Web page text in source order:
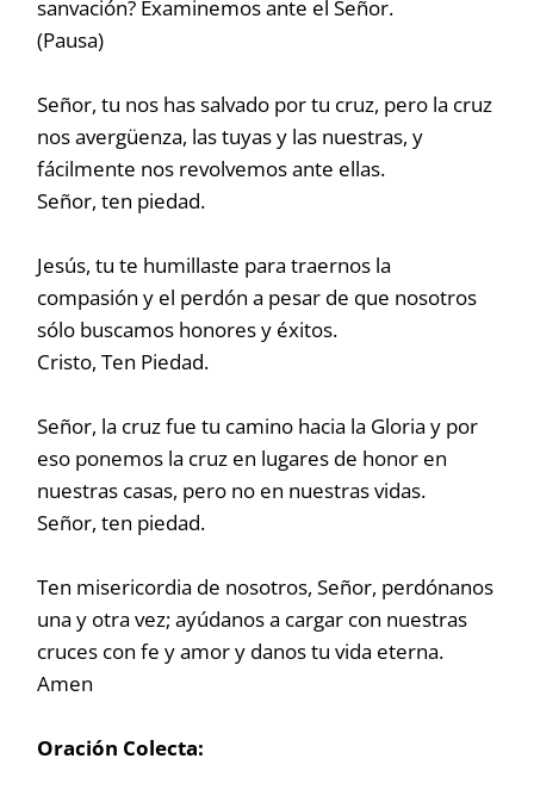
sanvación? Examinemos ante el Señor.
(Pausa)
Señor, tu nos has salvado por tu cruz, pero la cruz
nos avergüenza, las tuyas y las nuestras, y
fácilmente nos revolvemos ante ellas.
Señor, ten piedad.
Jesús, tu te humillaste para traernos la
compasión y el perdón a pesar de que nosotros
sólo buscamos honores y éxitos.
Cristo, Ten Piedad.
Señor, la cruz fue tu camino hacia la Gloria y por
eso ponemos la cruz en lugares de honor en
nuestras casas, pero no en nuestras vidas.
Señor, ten piedad.
Ten misericordia de nosotros, Señor, perdónanos
una y otra vez; ayúdanos a cargar con nuestras
cruces con fe y amor y danos tu vida eterna.
Amen
Oración Colecta: